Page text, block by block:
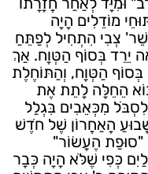
מוֹדֵלִים הָיָה
צְבִי הִתְחִיל לְפַתֵּחַ
יֵרֵד בְּסוֹף הַטְּוָח. אַךְ
הַטְּוָח, וְהַתּוֹחֶלֶת
הֵחֵלָּה לָתֵת אֶת
מִכְּאֵבִים בִּגְלַל
הָאַחֲרוֹן שֶׁל חֹדֶשׁ
הֶעָשׂוֹר"
כְּפִי שֶׁלֹּא הָיָה כְּבָר